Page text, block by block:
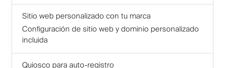
Sitio web personalizado con tu marca
Configuración de sitio web y dominio personalizado
incluida
Quiosco para auto-registro